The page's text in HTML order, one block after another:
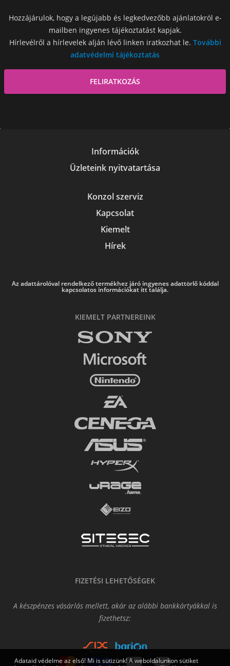
Hozzájárulok, hogy a legújabb és legkedvezőbb ajánlatokról e-
mailben ingyenes tájékoztatást kapjak.
Hírlevélről a hírlevelek alján lévő linken iratkozhat le. További
adatvédelmi tájékoztatás
Információk
Üzleteink nyitvatartása
Konzol szerviz
Kapcsolat
Kiemelt
Hírek
Az adattárolóval rendelkező termékhez járó ingyenes adattörlő kóddal
kapcsolatos információkat itt találja.
KIEMELT PARTNEREINK
FIZETÉSI LEHETŐSÉGEK
A készpénzes vásárlás mellett, akár az alábbi bankkártyákkal is
fizethetsz:
Adataid védelme az első! Mi is sütizünk! A weboldalunkon sütiket